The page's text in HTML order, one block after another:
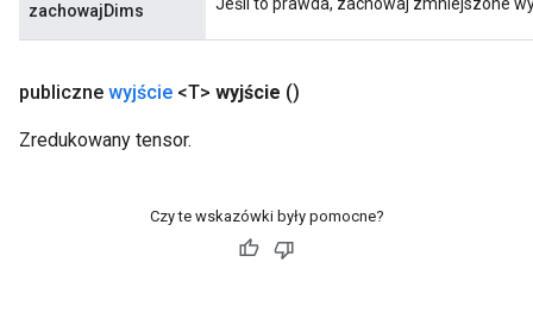
zachowajDims
publiczne wyjście <T> wyjście ()
Zredukowany tensor.
Czy te wskazówki były pomocne?